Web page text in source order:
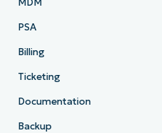
PSA
Billing
Ticketing
Documentation
Backup